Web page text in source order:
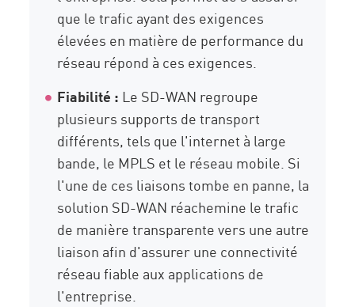
que le trafic ayant des exigences
élevées en matière de performance du
réseau répond à ces exigences.
Fiabilité : Le SD-WAN regroupe
plusieurs supports de transport
différents, tels que l'internet à large
bande, le MPLS et le réseau mobile. Si
l'une de ces liaisons tombe en panne, la
solution SD-WAN réachemine le trafic
de manière transparente vers une autre
liaison afin d'assurer une connectivité
réseau fiable aux applications de
l'entreprise.